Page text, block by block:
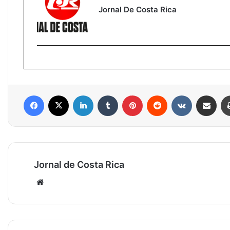
Jornal De Costa Rica
Facebook Linkedin Tumblr Pinterest Reddit Compartilhar via e-mail
Jornal de Costa Rica